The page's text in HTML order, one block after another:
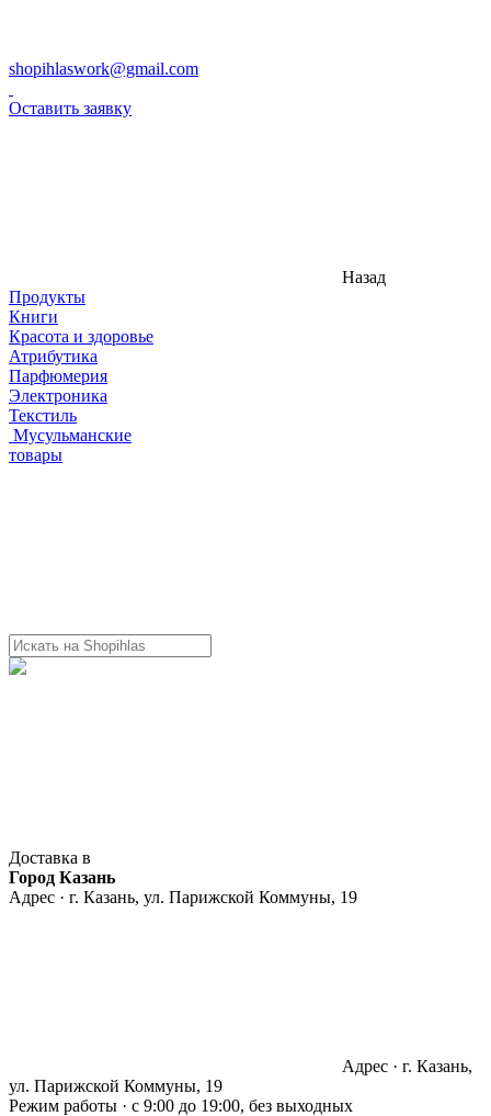
shopihlaswork@gmail.com
Оставить заявку
Назад
Продукты
Книги
Красота и здоровье
Атрибутика
Парфюмерия
Электроника
Текстиль
Мусульманские
товары
Доставка в
Город Казань
Адрес · г. Казань, ул. Парижской Коммуны, 19
Адрес · г. Казань,
ул. Парижской Коммуны, 19
Режим работы · с 9:00 до 19:00, без выходных